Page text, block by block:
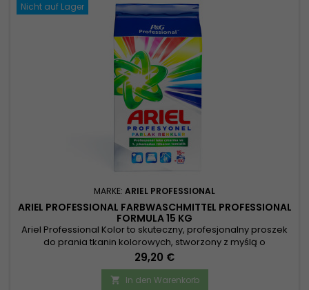
Nicht auf Lager
MARKE: ARIEL PROFESSIONAL
ARIEL PROFESSIONAL FARBWASCHMITTEL PROFESSIONAL
FORMULA 15 KG
Ariel Professional Kolor to skuteczny, profesjonalny proszek
do prania tkanin kolorowych, stworzony z myślą o
wymagających użytkownikach w branży HoReCa oraz
pralniach przemysłowych.
Preis
29,20 €
 In den Warenkorb